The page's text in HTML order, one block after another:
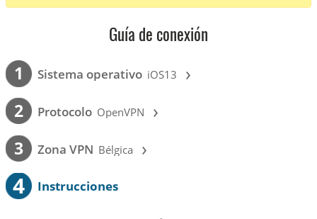
Guía de conexión
1 Sistema operativo iOS13 ›
2 Protocolo OpenVPN ›
3 Zona VPN Bélgica ›
4 Instrucciones